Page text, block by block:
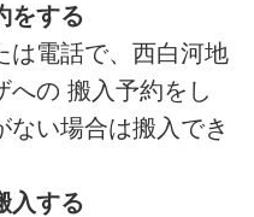
をする
は電話で、西白河地
への 搬入予約をし
ない場合は搬入でき
入する